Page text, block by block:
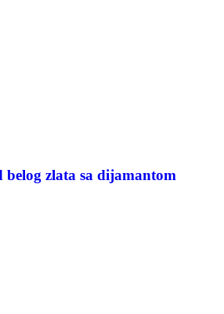
belog zlata sa dijamantom